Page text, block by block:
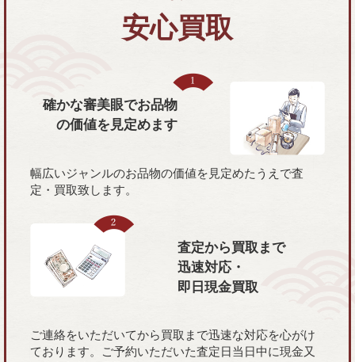
安心買取
確かな審美眼でお品物
の価値を 見定めます
幅広いジャンルのお品物の価値を見定めたうえで査
定・買取致します。
査定から買取まで
迅速対応・
即日現金買取
ご連絡をいただいてから買取まで迅速な対応を心がけ
ております。ご予約いただいた査定日当日中に現金又